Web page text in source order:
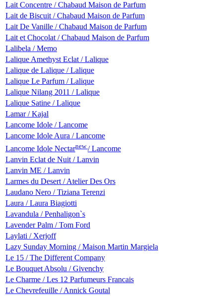
Lait Concentre / Chabaud Maison de Parfum
Lait de Biscuit / Chabaud Maison de Parfum
Lait De Vanille / Chabaud Maison de Parfum
Lait et Chocolat / Chabaud Maison de Parfum
Lalibela / Memo
Lalique Amethyst Eclat / Lalique
Lalique de Lalique / Lalique
Lalique Le Parfum / Lalique
Lalique Nilang 2011 / Lalique
Lalique Satine / Lalique
Lamar / Kajal
Lancome Idole / Lancome
Lancome Idole Aura / Lancome
Lancome Idole Nectarnew/ Lancome
Lanvin Eclat de Nuit / Lanvin
Lanvin ME / Lanvin
Larmes du Desert / Atelier Des Ors
Laudano Nero / Tiziana Terenzi
Laura / Laura Biagiotti
Lavandula / Penhaligon`s
Lavender Palm / Tom Ford
Laylati / Xerjoff
Lazy Sunday Morning / Maison Martin Margiela
Le 15 / The Different Company
Le Bouquet Absolu / Givenchy
Le Charme / Les 12 Parfumeurs Francais
Le Chevrefeuille / Annick Goutal